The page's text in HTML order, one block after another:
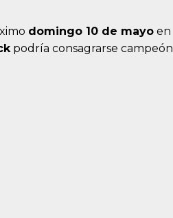
domingo 10 de mayo en
podría consagrarse campeón